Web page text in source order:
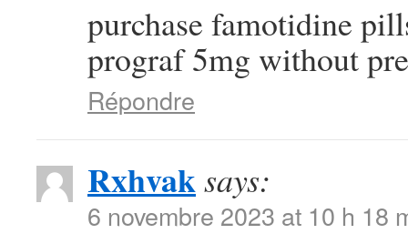
purchase famotidine
prograf 5mg without
Répondre
Rxhvaksays:
6 novembre 2023 at 10 h 18